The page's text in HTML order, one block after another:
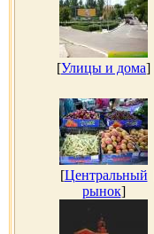
[Улицы и дома]
[Центральный
рынок]